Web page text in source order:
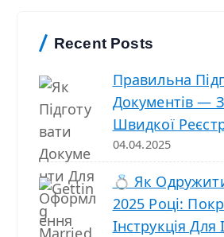
Recent Posts
Правильна
Документів —
Швидкої
04.04.2025
💍 Як
2025 Році:
Інструкція Для